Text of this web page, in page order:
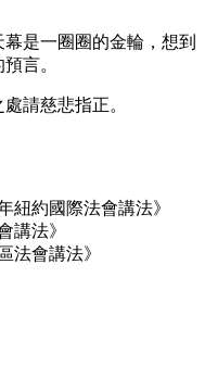
是一圈圈的金輪，想到
言。
請慈悲指正。
紐約國際法會講法》
講法》
法會講法》